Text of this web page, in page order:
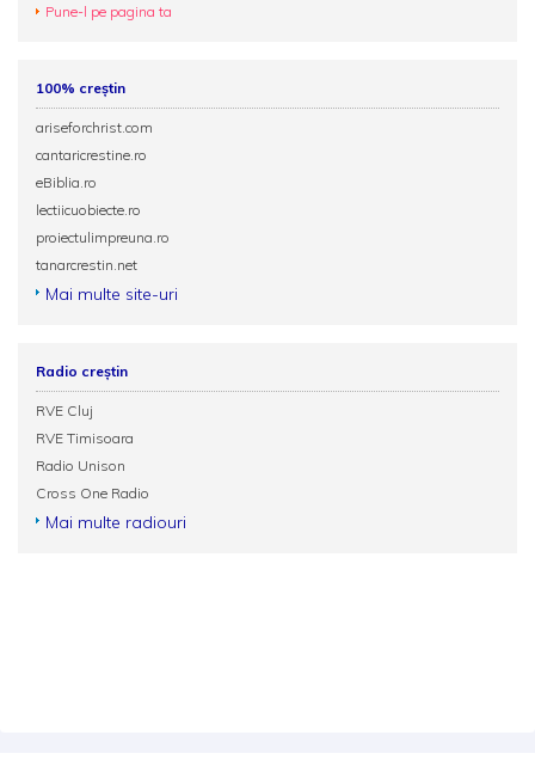
Pune-l pe pagina ta
100% creștin
ariseforchrist.com
cantaricrestine.ro
eBiblia.ro
lectiicuobiecte.ro
proiectulimpreuna.ro
tanarcrestin.net
Mai multe site-uri
Radio creștin
RVE Cluj
RVE Timisoara
Radio Unison
Cross One Radio
Mai multe radiouri